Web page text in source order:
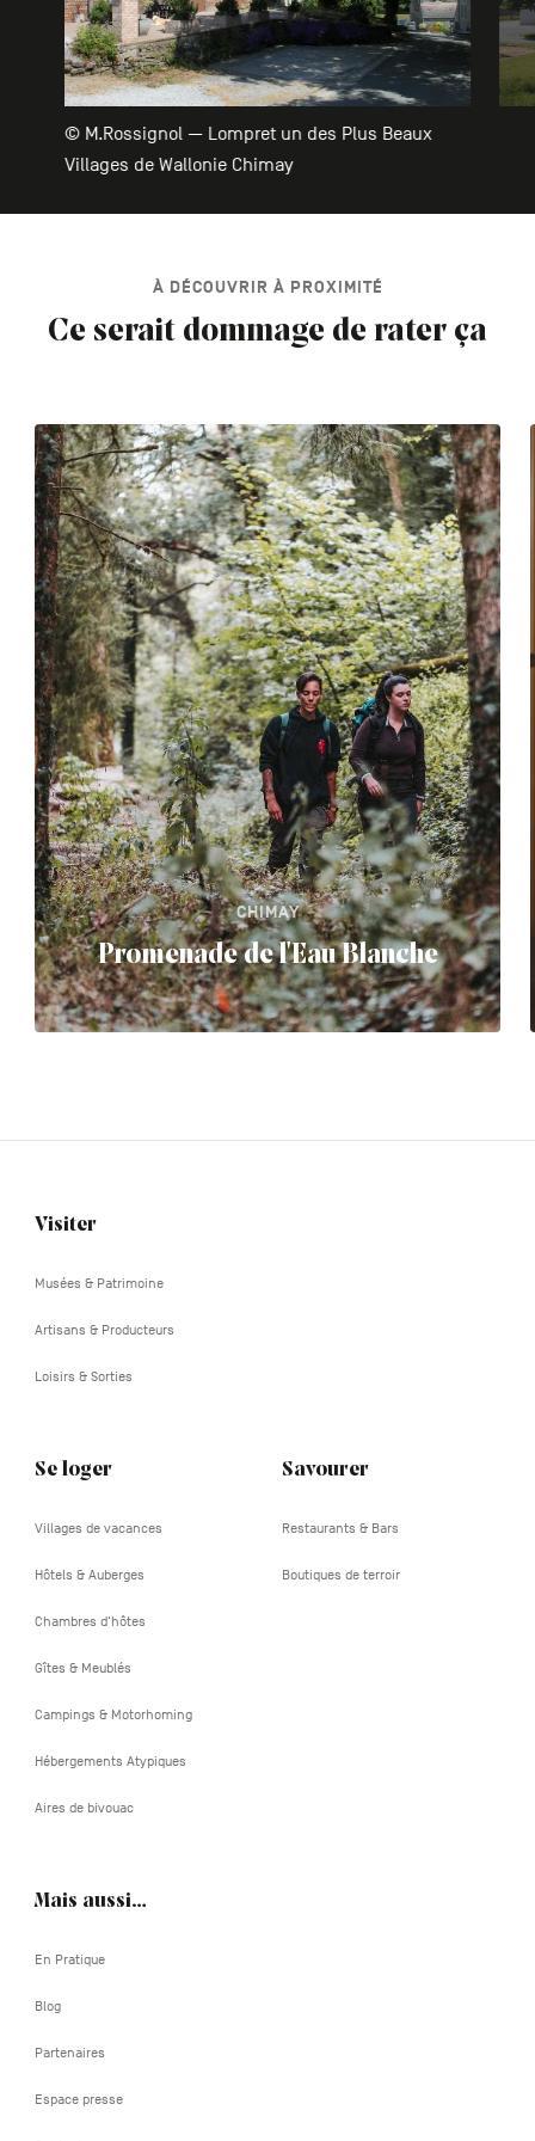
© M.Rossignol — Lompret un des Plus Beaux
Villages de Wallonie Chimay
À DÉCOUVRIR À PROXIMITÉ
Ce serait dommage de rater ça
CHIMAY
Promenade de l'Eau Blanche
Navigation
Visiter
Musées & Patrimoine
Artisans & Producteurs
Loisirs & Sorties
Se loger
Villages de vacances
Hôtels & Auberges
Chambres d'hôtes
Gîtes & Meublés
Campings & Motorhoming
Hébergements Atypiques
Aires de bivouac
Savourer
Restaurants & Bars
Boutiques de terroir
Mais aussi…
En Pratique
Blog
Partenaires
Espace presse